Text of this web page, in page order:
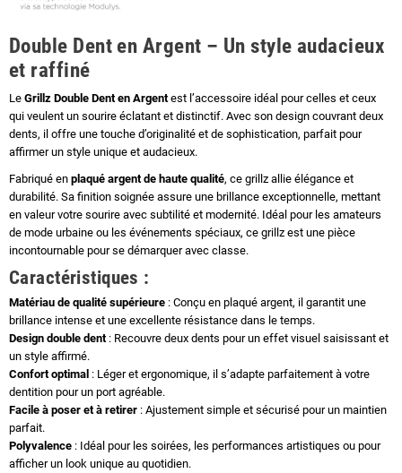
Double Dent en Argent – Un style audacieux
et raffiné
Le Grillz Double Dent en Argent est l’accessoire idéal pour celles et ceux
qui veulent un sourire éclatant et distinctif. Avec son design couvrant deux
dents, il offre une touche d’originalité et de sophistication, parfait pour
affirmer un style unique et audacieux.
Fabriqué en plaqué argent de haute qualité, ce grillz allie élégance et
durabilité. Sa finition soignée assure une brillance exceptionnelle, mettant
en valeur votre sourire avec subtilité et modernité. Idéal pour les amateurs
de mode urbaine ou les événements spéciaux, ce grillz est une pièce
incontournable pour se démarquer avec classe.
Caractéristiques :
Matériau de qualité supérieure : Conçu en plaqué argent, il garantit une
brillance intense et une excellente résistance dans le temps.
Design double dent : Recouvre deux dents pour un effet visuel saisissant et
un style affirmé.
Confort optimal : Léger et ergonomique, il s’adapte parfaitement à votre
dentition pour un port agréable.
Facile à poser et à retirer : Ajustement simple et sécurisé pour un maintien
parfait.
Polyvalence : Idéal pour les soirées, les performances artistiques ou pour
afficher un look unique au quotidien.